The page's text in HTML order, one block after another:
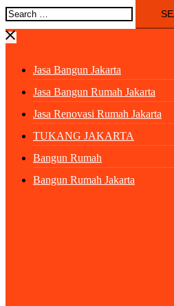
Search
for:
Jasa Bangun Jakarta
Jasa Bangun Rumah Jakarta
Jasa Renovasi Rumah Jakarta
TUKANG JAKARTA
Bangun Rumah
Bangun Rumah Jakarta